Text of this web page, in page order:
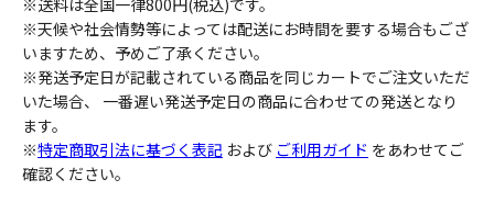
※送料は全国一律800円(税込)です。
※天候や社会情勢等によっては配送にお時間を要する場合もござ
いますため、予めご了承ください。
※発送予定日が記載されている商品を同じカートでご注文いただ
いた場合、 一番遅い発送予定日の商品に合わせての発送となり
ます。
※特定商取引法に基づく表記 および ご利用ガイド をあわせてご
確認ください。